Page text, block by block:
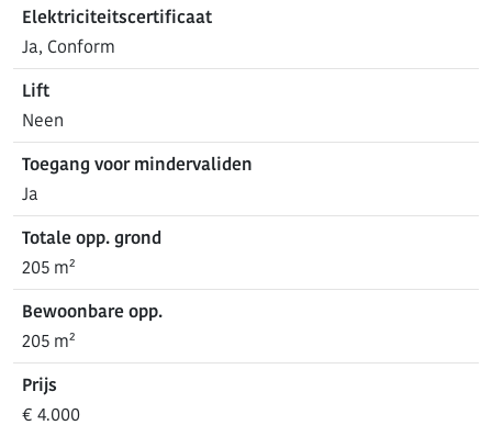
Elektriciteitscertificaat
Ja, Conform
Lift
Neen
Toegang voor mindervaliden
Ja
Totale opp. grond
205 m²
Bewoonbare opp.
205 m²
Prijs
€ 4.000